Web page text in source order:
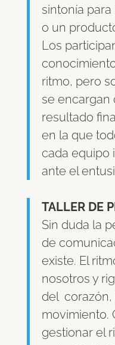
sintonía
o un
Los
ritmo, pero
se encargan
resultado
en la que
cada equipo
ante el
TALLER DE
Sin duda la
de
existe. El
nosotros y
del corazón,
movimiento.
gestionar el